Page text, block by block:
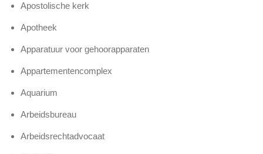
Apostolische kerk
Apotheek
Apparatuur voor gehoorapparaten
Appartementencomplex
Aquarium
Arbeidsbureau
Arbeidsrechtadvocaat